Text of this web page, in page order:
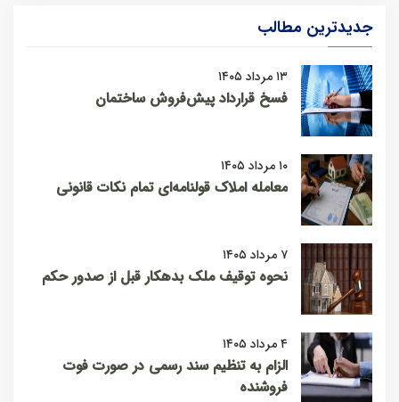
جدیدترین مطالب
۱۳ مرداد ۱۴۰۵
فسخ قرارداد پیش‌فروش ساختمان
۱۰ مرداد ۱۴۰۵
معامله املاک قولنامه‌ای تمام نکات قانونی
۷ مرداد ۱۴۰۵
نحوه توقیف ملک بدهکار قبل از صدور حکم
۴ مرداد ۱۴۰۵
الزام به تنظیم سند رسمی در صورت فوت
فروشنده